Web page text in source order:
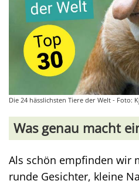
Die 24 hässlichsten Tiere der Welt - Foto:
Was genau macht
Als schön empfinden wir
runde Gesichter, kleine